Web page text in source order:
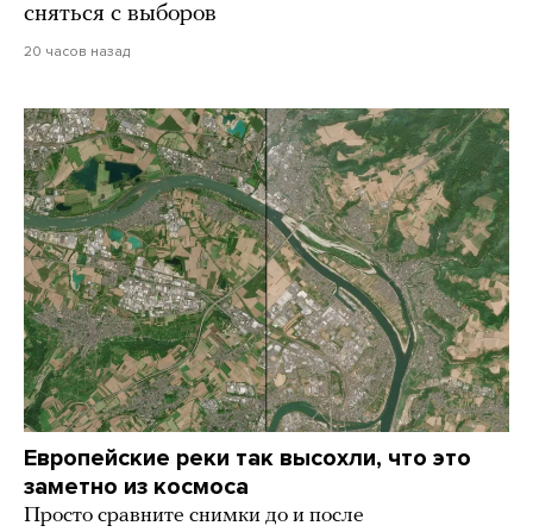
сняться с выборов
20 часов назад
Европейские реки так высохли, что это
заметно из космоса
Просто сравните снимки до и после